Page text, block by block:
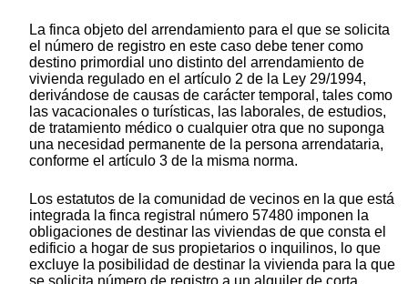
La finca objeto del arrendamiento para el que se solicita
el número de registro en este caso debe tener como
destino primordial uno distinto del arrendamiento de
vivienda regulado en el artículo 2 de la Ley 29/1994,
derivándose de causas de carácter temporal, tales como
las vacacionales o turísticas, las laborales, de estudios,
de tratamiento médico o cualquier otra que no suponga
una necesidad permanente de la persona arrendataria,
conforme el artículo 3 de la misma norma.
Los estatutos de la comunidad de vecinos en la que está
integrada la finca registral número 57480 imponen la
obligaciones de destinar las viviendas de que consta el
edificio a hogar de sus propietarios o inquilinos, lo que
excluye la posibilidad de destinar la vivienda para la que
se solicita número de registro a un alquiler de corta